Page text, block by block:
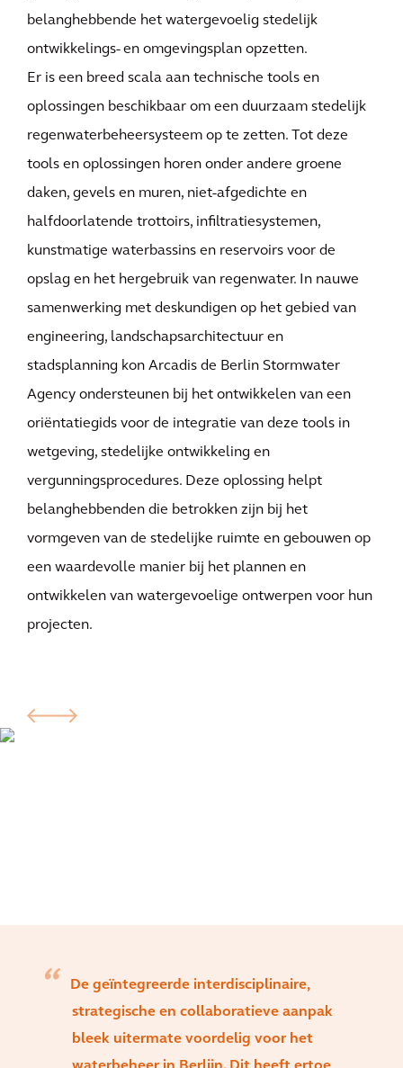
belanghebbende het watergevoelig stedelijk
ontwikkelings- en omgevingsplan opzetten.
Er is een breed scala aan technische tools en
oplossingen beschikbaar om een duurzaam stedelijk
regenwaterbeheersysteem op te zetten. Tot deze
tools en oplossingen horen onder andere groene
daken, gevels en muren, niet-afgedichte en
halfdoorlatende trottoirs, infiltratiesystemen,
kunstmatige waterbassins en reservoirs voor de
opslag en het hergebruik van regenwater. In nauwe
samenwerking met deskundigen op het gebied van
engineering, landschapsarchitectuur en
stadsplanning kon Arcadis de Berlin Stormwater
Agency ondersteunen bij het ontwikkelen van een
oriëntatiegids voor de integratie van deze tools in
wetgeving, stedelijke ontwikkeling en
vergunningsprocedures. Deze oplossing helpt
belanghebbenden die betrokken zijn bij het
vormgeven van de stedelijke ruimte en gebouwen op
een waardevolle manier bij het plannen en
ontwikkelen van watergevoelige ontwerpen voor hun
projecten.
De geïntegreerde interdisciplinaire,
strategische en collaboratieve aanpak
bleek uitermate voordelig voor het